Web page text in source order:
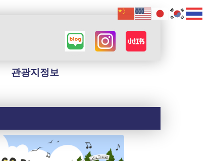
관광지정보